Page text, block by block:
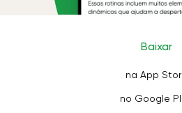
Baixar
na App
no Google